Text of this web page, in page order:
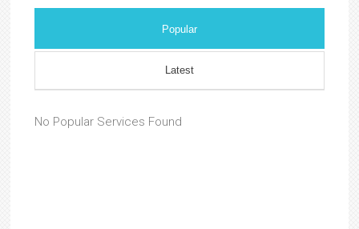
Popular
Latest
No Popular Services Found